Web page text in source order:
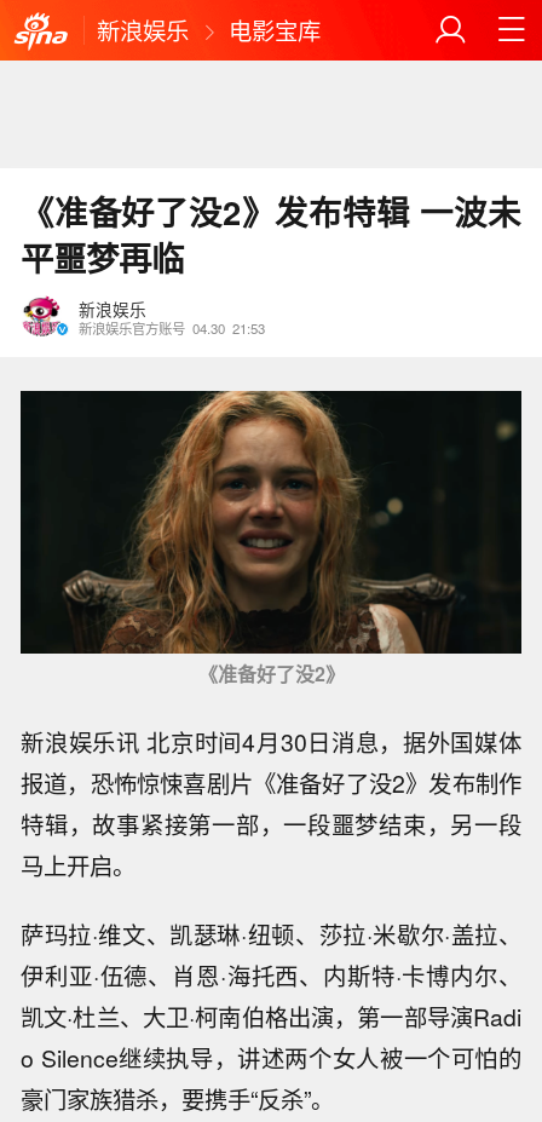
新浪娱乐 电影宝库
《准备好了没2》发布特辑 一波未
平噩梦再临
新浪娱乐
新浪娱乐官方账号 04.30 21:53
《准备好了没2》
新浪娱乐讯 北京时间4月30日消息，据外国媒体
报道，恐怖惊悚喜剧片《准备好了没2》发布制作
特辑，故事紧接第一部，一段噩梦结束，另一段
马上开启。
萨玛拉·维文、凯瑟琳·纽顿、莎拉·米歇尔·盖拉、
伊利亚·伍德、肖恩·海托西、内斯特·卡博内尔、
凯文·杜兰、大卫·柯南伯格出演，第一部导演Radi
o Silence继续执导，讲述两个女人被一个可怕的
豪门家族猎杀，要携手“反杀”。